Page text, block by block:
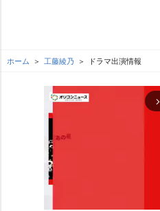
ホーム 工藤綾乃 ドラマ出演情報
arrow_forward_ios